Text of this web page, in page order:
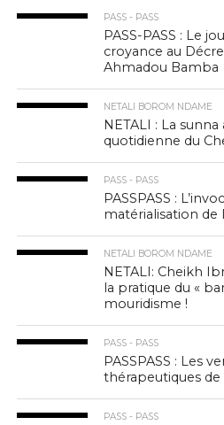
PASS - PASS
PASS-PASS : Le
croyance au
Ahmadou Bamba
NETALI BOROM NDAME
NETALI : La
quotidienne du
PASS - PASS
PASSPASS :
matérialisation de
NETALI BOROM NDAME
NETALI: Cheikh
la pratique du «
mouridisme !
PASS - PASS
PASSPASS : Les
thérapeutiques de
PASS - PASS